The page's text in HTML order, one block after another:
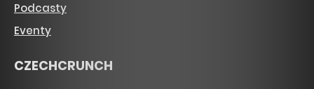
Podcasty
Eventy
CZECHCRUNCH